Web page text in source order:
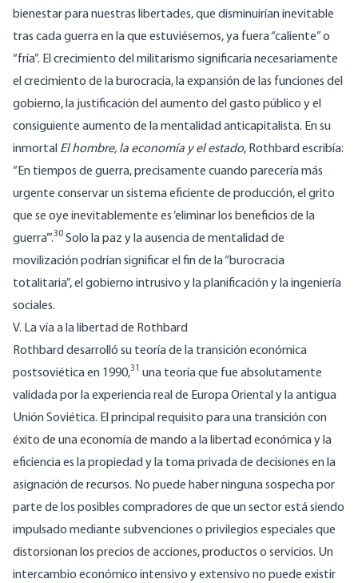
bienestar para nuestras libertades, que disminuirían inevitable
tras cada guerra en la que estuviésemos, ya fuera “caliente” o
“fría”. El crecimiento del militarismo significaría necesariamente
el crecimiento de la burocracia, la expansión de las funciones del
gobierno, la justificación del aumento del gasto público y el
consiguiente aumento de la mentalidad anticapitalista. En su
inmortal El hombre, la economía y el estado, Rothbard escribía:
“En tiempos de guerra, precisamente cuando parecería más
urgente conservar un sistema eficiente de producción, el grito
que se oye inevitablemente es ‘eliminar los beneficios de la
guerra’”.30 Solo la paz y la ausencia de mentalidad de
movilización podrían significar el fin de la “burocracia
totalitaria”, el gobierno intrusivo y la planificación y la ingeniería
sociales.
V. La vía a la libertad de Rothbard
Rothbard desarrolló su teoría de la transición económica
postsoviética en 1990,31 una teoría que fue absolutamente
validada por la experiencia real de Europa Oriental y la antigua
Unión Soviética. El principal requisito para una transición con
éxito de una economía de mando a la libertad económica y la
eficiencia es la propiedad y la toma privada de decisiones en la
asignación de recursos. No puede haber ninguna sospecha por
parte de los posibles compradores de que un sector está siendo
impulsado mediante subvenciones o privilegios especiales que
distorsionan los precios de acciones, productos o servicios. Un
intercambio económico intensivo y extensivo no puede existir